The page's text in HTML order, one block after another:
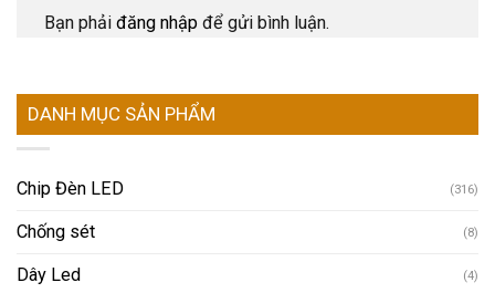
Bạn phải đăng nhập để gửi bình luận.
DANH MỤC SẢN PHẨM
Chip Đèn LED (316)
Chống sét (8)
Dây Led (4)